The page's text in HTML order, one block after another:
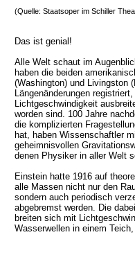
(Quelle: Staatsoper im Schiller
Das ist genial!
Alle Welt schaut im
haben die beiden
(Washington) und Livingston
Längenänderungen
Lichtgeschwindigkeit
worden sind. 100 Jahre
die komplizierten
hat, haben Wissenschaftler
geheimnisvollen
denen Physiker in aller Welt
Einstein hatte 1916 auf
alle Massen nicht nur den
sondern auch periodisch
abgebremst werden. Die
breiten sich mit
Wasserwellen in einem